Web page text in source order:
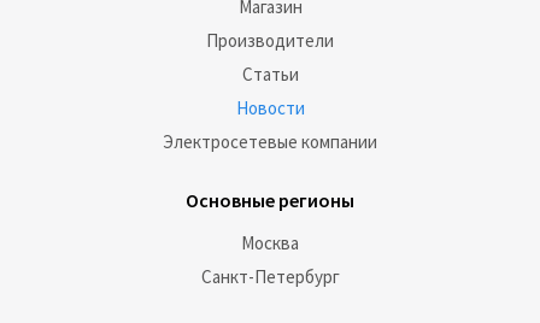
Магазин
Производители
Статьи
Новости
Электросетевые компании
Основные регионы
Москва
Санкт-Петербург